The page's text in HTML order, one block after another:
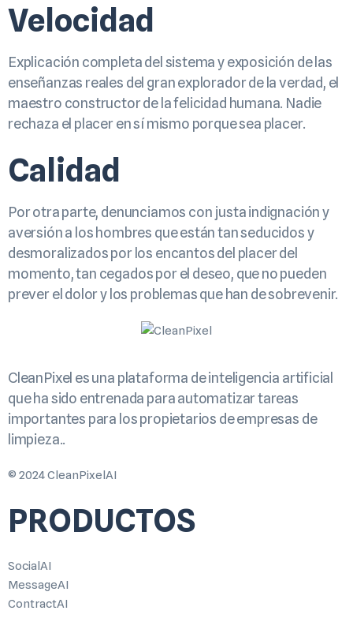
Velocidad
Explicación completa del sistema y exposición de las
enseñanzas reales del gran explorador de la verdad, el
maestro constructor de la felicidad humana. Nadie
rechaza el placer en sí mismo porque sea placer.
Calidad
Por otra parte, denunciamos con justa indignación y
aversión a los hombres que están tan seducidos y
desmoralizados por los encantos del placer del
momento, tan cegados por el deseo, que no pueden
prever el dolor y los problemas que han de sobrevenir.
CleanPixel es una plataforma de inteligencia artificial
que ha sido entrenada para automatizar tareas
importantes para los propietarios de empresas de
limpieza..
© 2024 CleanPixelAI
PRODUCTOS
SocialAI
MessageAI
ContractAI